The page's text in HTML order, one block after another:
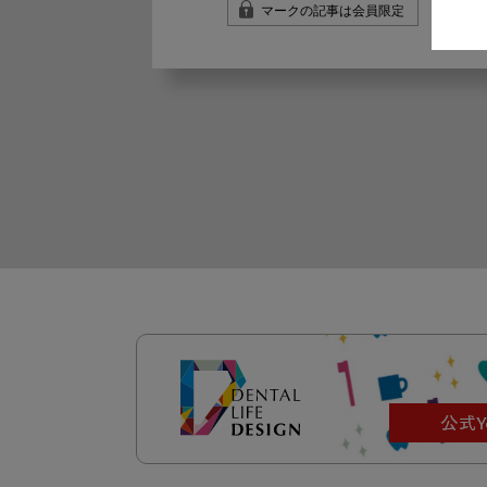
マークの記事は会員限定